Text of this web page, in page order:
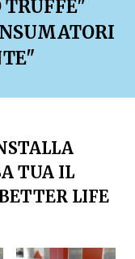
TUA IL
LIFE